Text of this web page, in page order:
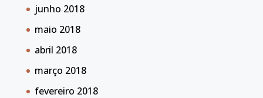
junho 2018
maio 2018
abril 2018
março 2018
fevereiro 2018